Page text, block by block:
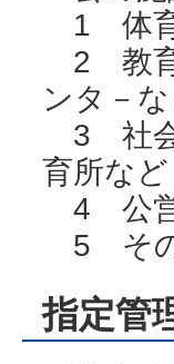
1 体
2 教育
ンタ－
3 社会
育所など
4 公
5 そ
指定管